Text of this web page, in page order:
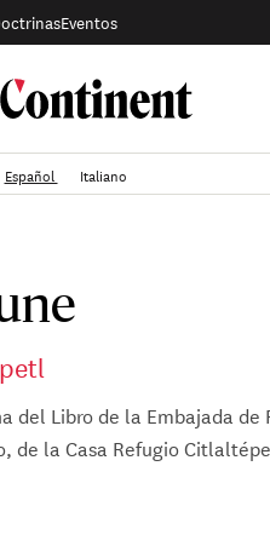
Eventos
Español Italiano
Libro de la Embajada de
de la Casa Refugio